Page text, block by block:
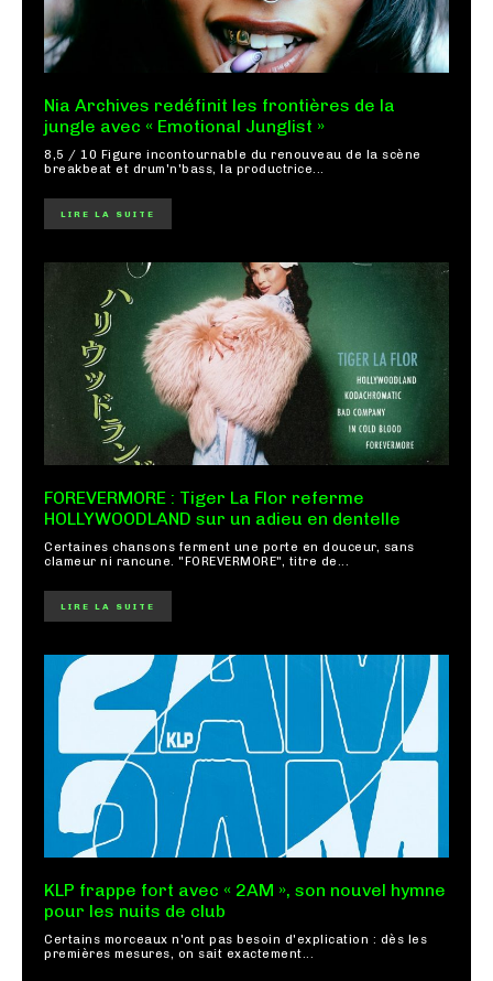
Nia Archives redéfinit les frontières de la
jungle avec « Emotional Junglist »
8,5 / 10 Figure incontournable du renouveau de la scène
breakbeat et drum'n'bass, la productrice...
LIRE LA SUITE
FOREVERMORE : Tiger La Flor referme
HOLLYWOODLAND sur un adieu en dentelle
Certaines chansons ferment une porte en douceur, sans
clameur ni rancune. "FOREVERMORE", titre de...
LIRE LA SUITE
KLP frappe fort avec « 2AM », son nouvel hymne
pour les nuits de club
Certains morceaux n'ont pas besoin d'explication : dès les
premières mesures, on sait exactement...